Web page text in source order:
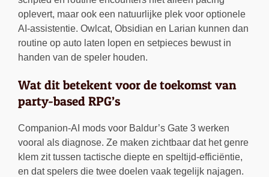
oplevert, maar ook een natuurlijke plek voor optionele
AI-assistentie. Owlcat, Obsidian en Larian kunnen dan
routine op auto laten lopen en setpieces bewust in
handen van de speler houden.
Wat dit betekent voor de toekomst van
party-based RPG’s
Companion-AI mods voor Baldur’s Gate 3 werken
vooral als diagnose. Ze maken zichtbaar dat het genre
klem zit tussen tactische diepte en speltijd-efficiëntie,
en dat spelers die twee doelen vaak tegelijk najagen.